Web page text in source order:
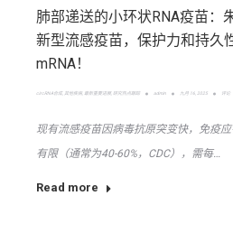
肺部递送的小环状RNA疫苗：
新型流感疫苗，保护力和持久
mRNA！
circRNA合成 其他疾病 最新重要进展 研究热点跟踪 admin 九月 16, 2025 评论
现有流感疫苗因病毒抗原突变快，免疫
有限（通常为40-60%，CDC），需每…
Read more